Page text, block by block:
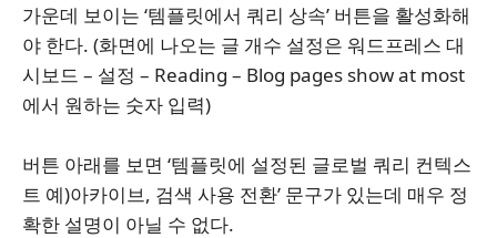
가운데 보이는 ‘템플릿에서 쿼리 상속’ 버튼을 활성화해
야 한다. (화면에 나오는 글 개수 설정은 워드프레스 대
시보드 – 설정 – Reading – Blog pages show at most
에서 원하는 숫자 입력)
버튼 아래를 보면 ‘템플릿에 설정된 글로벌 쿼리 컨텍스
트 예)아카이브, 검색 사용 전환’ 문구가 있는데 매우 정
확한 설명이 아닐 수 없다.